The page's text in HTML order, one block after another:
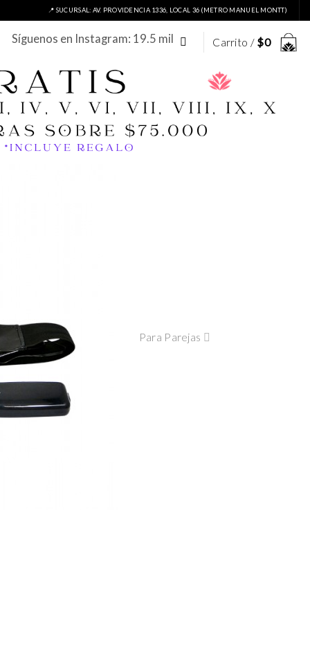
📍 SUCURSAL: AV. PROVIDENCIA 1336, LOCAL 36 (METRO MANUEL MONTT)
Síguenos en Instagram: 19.5 mil Carrito / $0
Para Parejas